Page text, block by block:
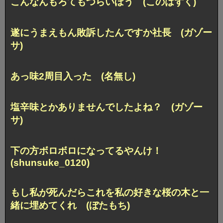
遂にうまえもん敗訴したんですか社長 (ガゾー
サ)
あっ味2周目入った (名無し)
塩辛味とかありませんでしたよね？ (ガゾー
サ)
下の方ボロボロになってるやんけ！
(shunsuke_0120)
もし私が死んだらこれを私の好きな桜の木と一
緒に埋めてくれ (ぼたもち)